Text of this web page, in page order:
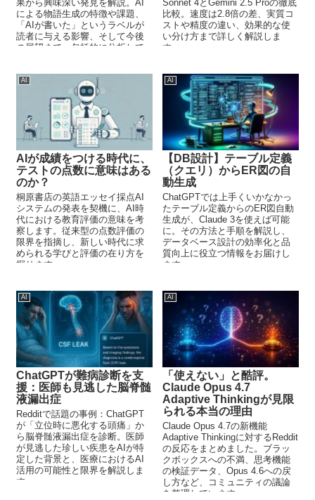
果から興味深い発見を解説。AI
による物語生成の特徴や課題、
「AIが書いた」というラベルが
読者に与える影響、そして今後
の展望まで、包括的に分析して
Sonnet 4とGemini 2.5 Proの徹底
比較。速度は2.8倍の差、実質コ
ストや精度の違い、効果的な使
い分け方まで詳しく解説しま
す。
AI
AIが成績をつける時代に、
テストの点数に意味はある
のか？
桐原書店の英語エッセイ採点AI
システムの発表を契機に、AI時
代における教育評価の意味を考
察します。従来型の点数評価の
限界を指摘し、新しい時代に求
められる学びと評価の在り方を
探ります。
AI
【DB設計】テーブル定義
（クエリ）からER図の自
動生成
ChatGPTでは上手くいかなかっ
たテーブル定義からのER図自動
生成が、Claude 3を使えば可能
に。その方法と手順を解説し、
データベース設計の効率化と品
質向上に役立つ情報をお届けし
ます。
AI
ChatGPTが難病診断を支
援：医師も見逃した脳脊髄
液漏出症
Redditで話題の事例：ChatGPT
が「立位時に悪化する頭痛」か
ら脳脊髄液漏出症を診断。医師
が見逃した珍しい疾患をAIが特
定した背景と、医療におけるAI
活用の可能性と限界を解説しま
す。
AI
「使えない」と酷評。
Claude Opus 4.7
Adaptive Thinkingが見限
られる本当の理由
Claude Opus 4.7の新機能
Adaptive Thinkingに対するReddit
の反応をまとめました。ブラッ
クボックスへの不満、思考機能
の検証データ、Opus 4.6への戻
し方など、コミュニティの議論
を整理しています。